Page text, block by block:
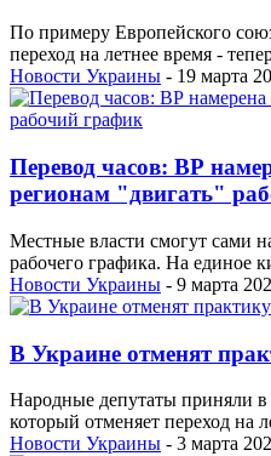
По примеру Европейского
переход на летнее время -
Новости Украины - 19 марта
Перевод часов: ВР
регионам "двигать"
Местные власти смогут сами
рабочего графика. На единое
Новости Украины - 9 марта
В Украине отменят
Народные депутаты приняли в
который отменяет переход на
Новости Украины - 3 марта